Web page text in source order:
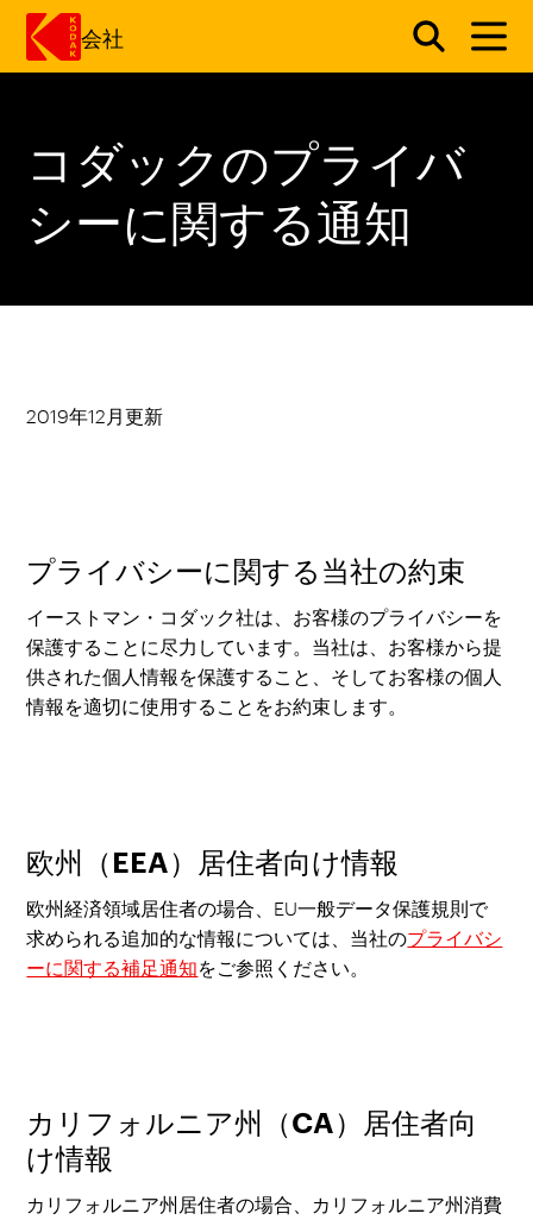
メインコンテンツにスキップ
会社
コダックのプライバ
シーに関する通知
2019年12月更新
プライバシーに関する当社の約束
イーストマン・コダック社は、お客様のプライバシーを
保護することに尽力しています。当社は、お客様から提
供された個人情報を保護すること、そしてお客様の個人
情報を適切に使用することをお約束します。
欧州（EEA）居住者向け情報
欧州経済領域居住者の場合、EU一般データ保護規則で
求められる追加的な情報については、当社のプライバシ
ーに関する補足通知をご参照ください。
カリフォルニア州（CA）居住者向
け情報
カリフォルニア州居住者の場合、カリフォルニア州消費